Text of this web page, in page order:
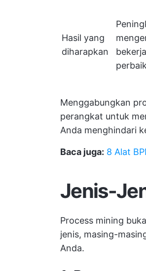
Hasil yang
diharapkan
Menggabungkan
perangkat untuk
Anda menghindari
Baca juga: 8 Alat
Jenis-
Process mining
jenis, masing-
Anda.